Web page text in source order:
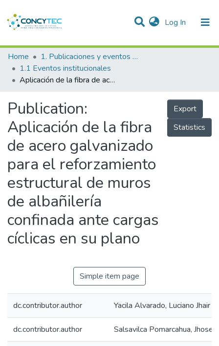
Log In (current)
Communities & Collections
Research Outputs
People
Statistics
Home
1. Publicaciones y eventos institucionales
1.1 Eventos institucionales
Aplicación de la fibra de acero galvanizado para el reforzamiento estructural de muros de albañilería confinada ante cargas cíclicas en su plano
Publication:
Aplicación de la fibra
de acero galvanizado
para el reforzamiento
estructural de muros
de albañilería
confinada ante cargas
cíclicas en su plano
Export
Statistics
Simple item page
dc.contributor.author Yacila Alvarado, Luciano Jhair
dc.contributor.author Salsavilca Pomarcahua,